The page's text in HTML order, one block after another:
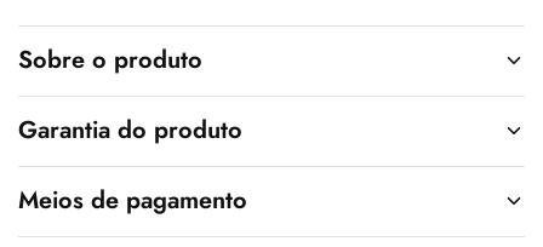
i
v
e
:
Sobre o produto
Garantia do produto
Meios de pagamento